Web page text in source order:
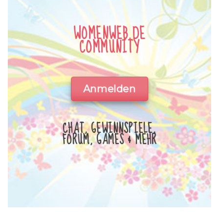
WOMENWEB.DE
COMMUNITY
Anmelden
CHAT, GEWINNSPIELE,
FORUM, GAMES & MEHR